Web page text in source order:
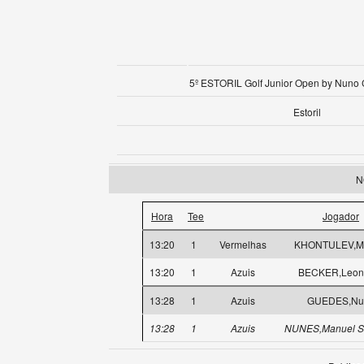
5º ESTORIL Golf Junior Open by Nuno
Estoril
Hora Tee Jogador
13:20 1 Vermelhas
13:20
1 Azuis
13:28 1 Azuis
13:28
1 Azuis NUNES,Manuel